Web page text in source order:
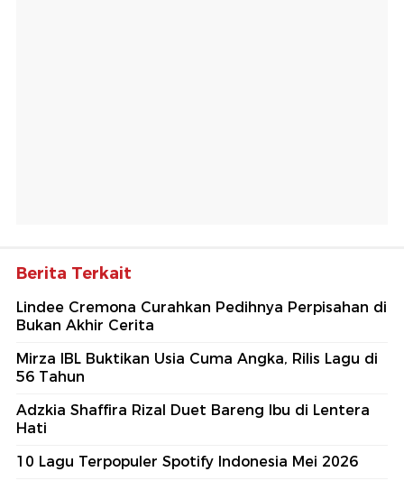
Berita Terkait
Lindee Cremona Curahkan Pedihnya Perpisahan di
Bukan Akhir Cerita
Mirza IBL Buktikan Usia Cuma Angka, Rilis Lagu di
56 Tahun
Adzkia Shaffira Rizal Duet Bareng Ibu di Lentera
Hati
10 Lagu Terpopuler Spotify Indonesia Mei 2026